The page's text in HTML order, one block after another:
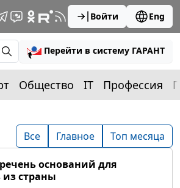
Войти Eng
Перейти в систему ГАРАНТ
Общество IT Профессия
Все Главное Топ месяца
оснований для
страны